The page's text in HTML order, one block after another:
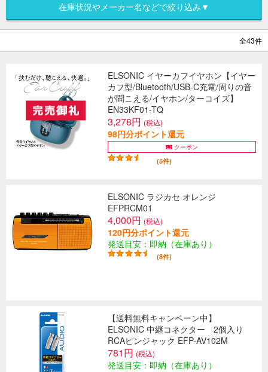
在庫状況やメーカー名などで絞り込み▼
全43件
ELSONIC イヤーカフイヤホン【イヤー
カフ型/Bluetooth/USB-C充電/周りの音
が聞こえる/イヤホン/ターコイズ】
EN33KF01-TQ
3,278円 (税込)
98円分ポイント還元
クーポン
(5件)
ELSONIC ラジカセ オレンジ
EFPRCM01
4,000円 (税込)
120円分ポイント還元
発送目安：即納（在庫あり）
(8件)
【送料無料キャンペーン中】
ELSONIC 中継コネクター 2個入り
RCAピンジャック EFP-AV102M
781円 (税込)
発送目安：即納（在庫あり）